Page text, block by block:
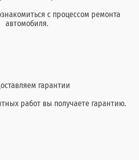
с процессом ремонта
автомобиля.
гарантии
работ вы получаете гарантию.